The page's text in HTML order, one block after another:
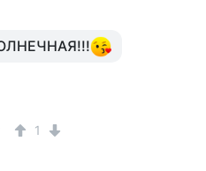
1